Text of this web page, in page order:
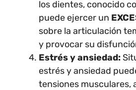
los dientes, conocido
puede ejercer un
sobre la articulación
y provocar su
Estrés y ansiedad:
estrés y ansiedad
tensiones musculares,